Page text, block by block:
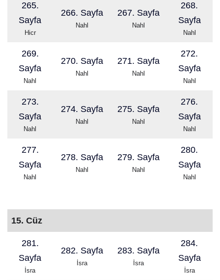
265.
Sayfa
Hicr
266. Sayfa
Nahl
267. Sayfa
Nahl
268.
Sayfa
Nahl
269.
Sayfa
Nahl
270. Sayfa
Nahl
271. Sayfa
Nahl
272.
Sayfa
Nahl
273.
Sayfa
Nahl
274. Sayfa
Nahl
275. Sayfa
Nahl
276.
Sayfa
Nahl
277.
Sayfa
Nahl
278. Sayfa
Nahl
279. Sayfa
Nahl
280.
Sayfa
Nahl
15. Cüz
281.
Sayfa
İsra
282. Sayfa
İsra
283. Sayfa
İsra
284.
Sayfa
İsra